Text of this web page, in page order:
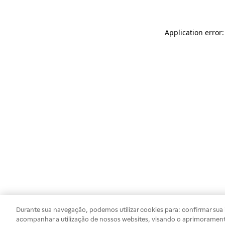
Application
Durante sua navegação, podemos utilizar cookies para: confirmar
acompanhar a utilização de nossos websites, visando o